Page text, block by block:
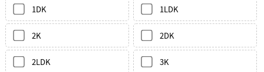
1DK 1LDK
2K 2DK
2LDK 3K